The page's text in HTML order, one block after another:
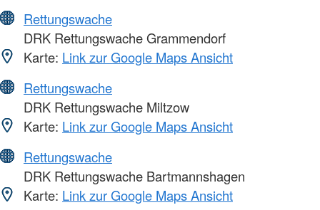
Rettungswache
DRK Rettungswache Grammendorf
Karte: Link zur Google Maps Ansicht
Rettungswache
DRK Rettungswache Miltzow
Karte: Link zur Google Maps Ansicht
Rettungswache
DRK Rettungswache Bartmannshagen
Karte: Link zur Google Maps Ansicht